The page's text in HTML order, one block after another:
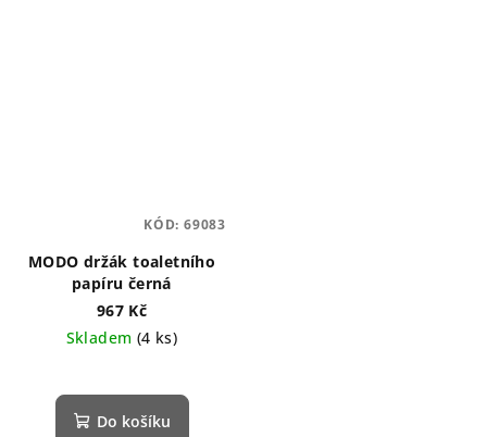
MODO držák toaletního
papíru černá
967 Kč
Skladem (4 ks)
Do košíku
KÓD: 69083